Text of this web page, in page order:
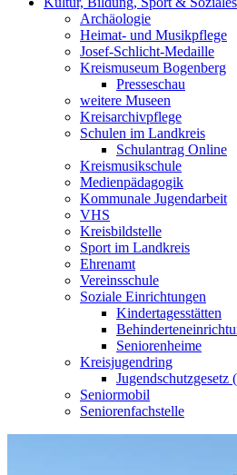
Archäologie
Heimat- und Musikpflege
Josef-Schlicht-Medaille
Kreismuseum Bogenberg
Presseschau
weitere Museen
Kreisarchivpflege
Schulen im Landkreis
Schulantrag Online
Kreismusikschule
Medienpädagogik
Kommunale Jugendarbeit
VHS
Kreisbildstelle
Sport im Landkreis
Ehrenamt
Vereinsschule
Soziale Einrichtungen
Kindertagesstätten
Seniorenheime
Kreisjugendring
Jugendschutzgesetz
Seniormobil
Seniorenfachstelle